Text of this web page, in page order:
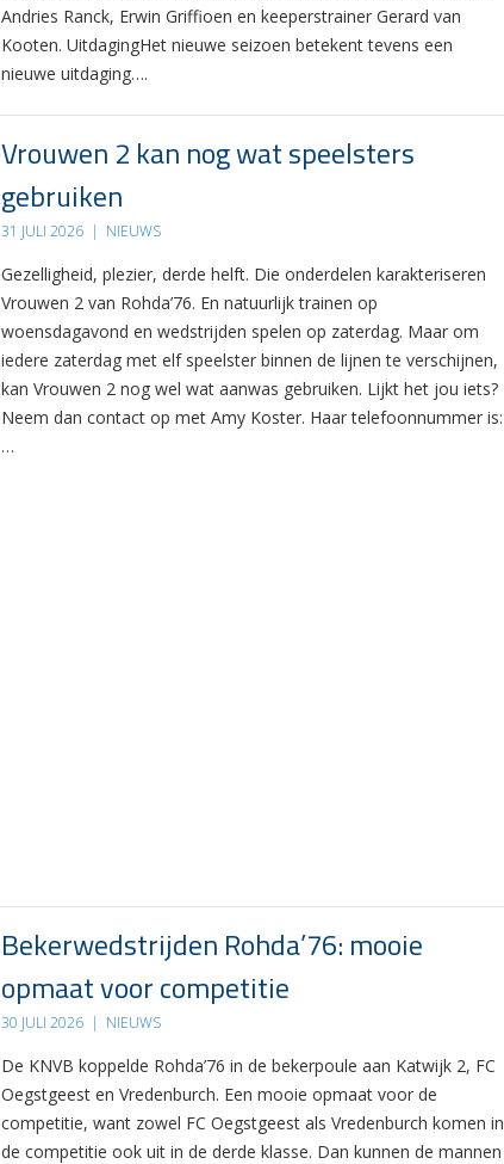
Andries Ranck, Erwin Griffioen en keeperstrainer Gerard van
Kooten. UitdagingHet nieuwe seizoen betekent tevens een
nieuwe uitdaging….
Vrouwen 2 kan nog wat speelsters
gebruiken
31 JULI 2026 | NIEUWS
Gezelligheid, plezier, derde helft. Die onderdelen karakteriseren
Vrouwen 2 van Rohda’76. En natuurlijk trainen op
woensdagavond en wedstrijden spelen op zaterdag. Maar om
iedere zaterdag met elf speelster binnen de lijnen te verschijnen,
kan Vrouwen 2 nog wel wat aanwas gebruiken. Lijkt het jou iets?
Neem dan contact op met Amy Koster. Haar telefoonnummer is:
…
Bekerwedstrijden Rohda’76: mooie
opmaat voor competitie
30 JULI 2026 | NIEUWS
De KNVB koppelde Rohda’76 in de bekerpoule aan Katwijk 2, FC
Oegstgeest en Vredenburch. Een mooie opmaat voor de
competitie, want zowel FC Oegstgeest als Vredenburch komen in
de competitie ook uit in de derde klasse. Dan kunnen de mannen